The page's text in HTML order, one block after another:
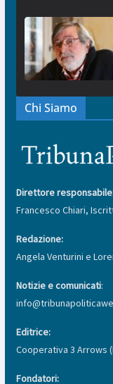
Chi Siamo
Direttore responsabile:
Francesco Chiari,
Redazione:
Angela Venturini e
Notizie e comunicati:
Editrice:
Cooperativa 3 Arrows
Fondatori: